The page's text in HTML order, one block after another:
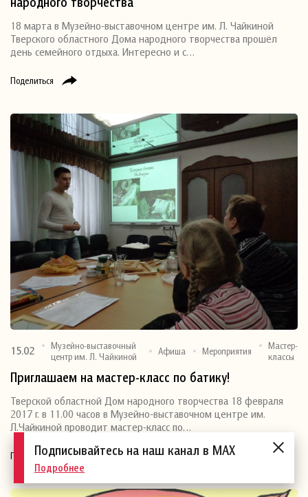
Поделиться
18 марта в Музейно-выставочном центре им. Л. Чайкиной
Тверского областного Дома народного творчества прошёл
день семейного отдыха. Интересно и с…
Поделиться
15.02
Музейно-выставочный
центр им. Л. Чайкиной
Афиша Мероприятия
Мастер-
классы
Приглашаем на мастер-класс по батику!
Тверской областной Дом народного творчества 18 февраля
2017 г. в 11.00 часов в Музейно-выставочном центре им.
Л.Чайкиной проводит мастер-класс по…
Подписывайтесь на наш канал в MAX
Подробнее